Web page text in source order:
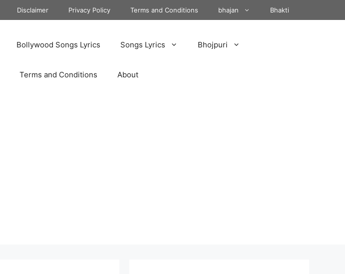
Disclaimer Privacy Policy Terms and Conditions bhajan Bhakti
Bollywood Songs Lyrics Songs Lyrics Bhojpuri
Terms and Conditions About